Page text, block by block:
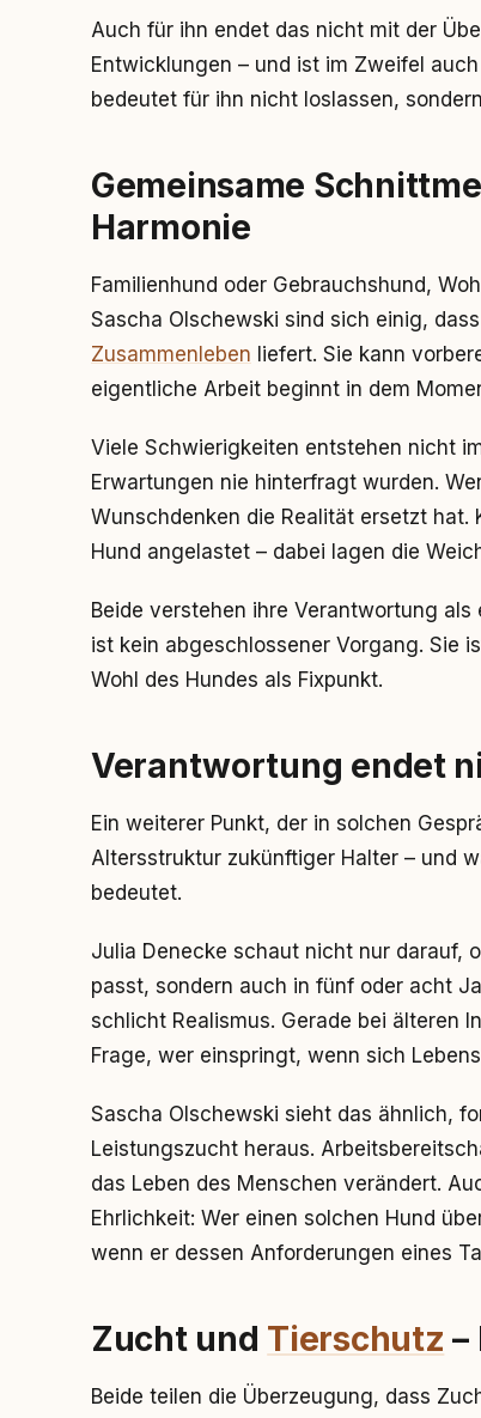
Auch für ihn endet das nicht mit der
Entwicklungen – und ist im Zweifel
bedeutet für ihn nicht loslassen,
Gemeinsame
Harmonie
Familienhund oder Gebrauchshund,
Sascha Olschewski sind sich einig,
Zusammenleben liefert. Sie kann
eigentliche Arbeit beginnt in dem
Viele Schwierigkeiten entstehen nicht
Erwartungen nie hinterfragt wurden.
Wunschdenken die Realität ersetzt hat.
Hund angelastet – dabei lagen die
Beide verstehen ihre Verantwortung
ist kein abgeschlossener Vorgang. Sie
Wohl des Hundes als Fixpunkt.
Verantwortung endet
Ein weiterer Punkt, der in solchen
Altersstruktur zukünftiger Halter – und
bedeutet.
Julia Denecke schaut nicht nur darauf,
passt, sondern auch in fünf oder acht
schlicht Realismus. Gerade bei älteren
Frage, wer einspringt, wenn sich
Sascha Olschewski sieht das ähnlich,
Leistungszucht heraus.
das Leben des Menschen verändert.
Ehrlichkeit: Wer einen solchen Hund
wenn er dessen Anforderungen eines
Zucht und Tierschutz –
Beide teilen die Überzeugung, dass